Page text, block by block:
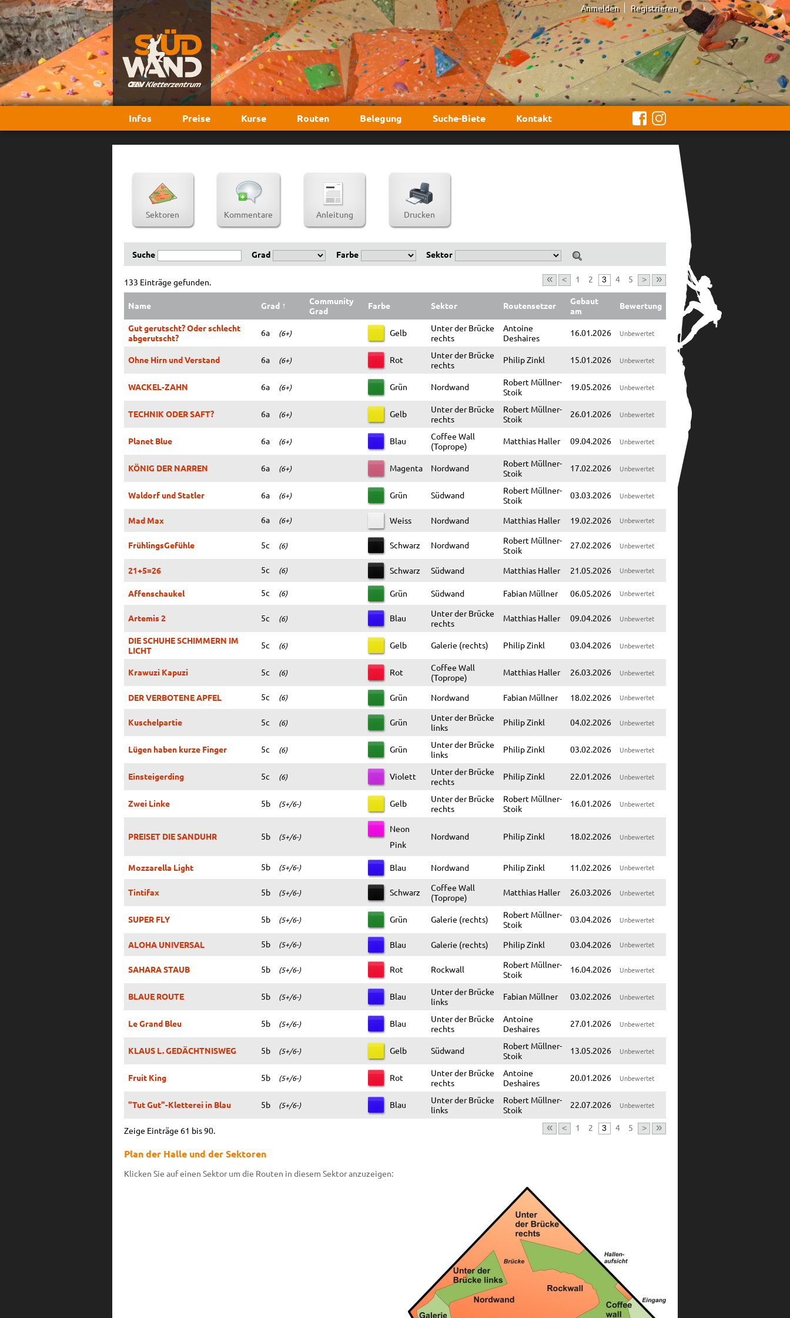
Anmelden Registrieren
Infos Preise Kurse Routen Belegung Suche-Biete Kontakt
Sektoren Kommentare Anleitung Drucken
Suche Grad Farbe Sektor
« < 1 2 3 4 5 > »
133 Einträge gefunden.
Name Grad ↑
Community
Grad
Farbe Sektor Routensetzer
Gebaut
am
Bewertung
Gut gerutscht? Oder schlecht
abgerutscht?
6a (6+) Gelb
Unter der Brücke
rechts
Antoine
Deshaires
16.01.2026 Unbewertet
Ohne Hirn und Verstand 6a (6+) Rot
Unter der Brücke
rechts
Philip Zinkl 15.01.2026 Unbewertet
WACKEL-ZAHN 6a (6+) Grün Nordwand
Robert Müllner-
Stoik
19.05.2026 Unbewertet
TECHNIK ODER SAFT? 6a (6+) Gelb
Unter der Brücke
rechts
Robert Müllner-
Stoik
26.01.2026 Unbewertet
Planet Blue 6a (6+) Blau
Coffee Wall
(Toprope)
Matthias Haller 09.04.2026 Unbewertet
KÖNIG DER NARREN 6a (6+) Magenta Nordwand
Robert Müllner-
Stoik
17.02.2026 Unbewertet
Waldorf und Statler 6a (6+) Grün Südwand
Robert Müllner-
Stoik
03.03.2026 Unbewertet
Mad Max 6a (6+) Weiss Nordwand Matthias Haller 19.02.2026 Unbewertet
FrühlingsGefühle 5c (6) Schwarz Nordwand
Robert Müllner-
Stoik
27.02.2026 Unbewertet
21+5=26 5c (6) Schwarz Südwand Matthias Haller 21.05.2026 Unbewertet
Affenschaukel 5c (6) Grün Südwand Fabian Müllner 06.05.2026 Unbewertet
Artemis 2 5c (6) Blau
Unter der Brücke
rechts
Matthias Haller 09.04.2026 Unbewertet
DIE SCHUHE SCHIMMERN IM
LICHT
5c (6) Gelb Galerie (rechts) Philip Zinkl 03.04.2026 Unbewertet
Krawuzi Kapuzi 5c (6) Rot
Coffee Wall
(Toprope)
Matthias Haller 26.03.2026 Unbewertet
DER VERBOTENE APFEL 5c (6) Grün Nordwand Fabian Müllner 18.02.2026 Unbewertet
Kuschelpartie 5c (6) Grün
Unter der Brücke
links
Philip Zinkl 04.02.2026 Unbewertet
Lügen haben kurze Finger 5c (6) Grün
Unter der Brücke
links
Philip Zinkl 03.02.2026 Unbewertet
Einsteigerding 5c (6) Violett
Unter der Brücke
rechts
Philip Zinkl 22.01.2026 Unbewertet
Zwei Linke 5b (5+/6-) Gelb
Unter der Brücke
rechts
Robert Müllner-
Stoik
16.01.2026 Unbewertet
PREISET DIE SANDUHR 5b (5+/6-)
Neon
Pink
Nordwand Philip Zinkl 18.02.2026 Unbewertet
Mozzarella Light 5b (5+/6-) Blau Nordwand Philip Zinkl 11.02.2026 Unbewertet
Tintifax 5b (5+/6-) Schwarz
Coffee Wall
(Toprope)
Matthias Haller 26.03.2026 Unbewertet
SUPER FLY 5b (5+/6-) Grün Galerie (rechts)
Robert Müllner-
Stoik
03.04.2026 Unbewertet
ALOHA UNIVERSAL 5b (5+/6-) Blau Galerie (rechts) Philip Zinkl 03.04.2026 Unbewertet
SAHARA STAUB 5b (5+/6-) Rot Rockwall
Robert Müllner-
Stoik
16.04.2026 Unbewertet
BLAUE ROUTE 5b (5+/6-) Blau
Unter der Brücke
links
Fabian Müllner 03.02.2026 Unbewertet
Le Grand Bleu 5b (5+/6-) Blau
Unter der Brücke
rechts
Antoine
Deshaires
27.01.2026 Unbewertet
KLAUS L. GEDÄCHTNISWEG 5b (5+/6-) Gelb Südwand
Robert Müllner-
Stoik
13.05.2026 Unbewertet
Fruit King 5b (5+/6-) Rot
Unter der Brücke
rechts
Antoine
Deshaires
20.01.2026 Unbewertet
"Tut Gut"-Kletterei in Blau 5b (5+/6-) Blau
Unter der Brücke
links
Robert Müllner-
Stoik
22.07.2026 Unbewertet
« < 1 2 3 4 5 > »
Zeige Einträge 61 bis 90.
Plan der Halle und der Sektoren
Klicken Sie auf einen Sektor um die Routen in diesem Sektor anzuzeigen: